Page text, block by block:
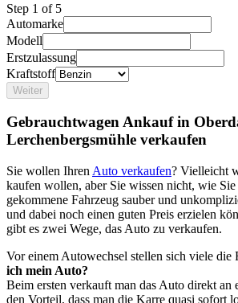
Step 1 of 5
Automarke
Modell
Erstzulassung
Kraftstoff
Weiter
Gebrauchtwagen Ankauf in
Lerchenbergsmühle verkaufen
Sie wollen Ihren Auto verkaufen? Vielleicht
kaufen wollen, aber Sie wissen nicht, wie Sie
gekommene Fahrzeug sauber und
und dabei noch einen guten Preis erzielen
gibt es zwei Wege, das Auto zu verkaufen.
Vor einem Autowechsel stellen sich viele die
ich mein Auto?
Beim ersten verkauft man das Auto direkt an
den Vorteil, dass man die Karre quasi sofort